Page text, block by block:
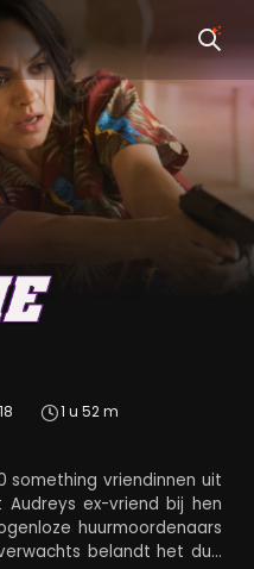
The Spy Who
1 u 52 m
something vriendinnen uit
ex-vriend bij hen
huurmoordenaars
belandt het duo